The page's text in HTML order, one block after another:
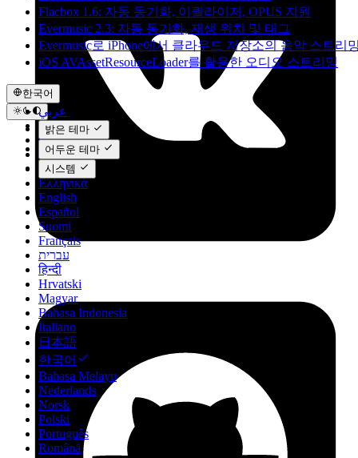
Flacbox 1.6: 자동 동기화, 이퀄라이저, OPUS 지원
Evermusic 2.3: 자동 동기화, 재생 위치 및 태그
Evermusic로 iPhone에서 클라우드 저장소의 음악 스트리
iOS AVAssetResourceLoader를 활용한 오디오 스트리밍
한국어
عربي
Català
Čeština
Dansk
Deutsch
Ελληνικά
English
Español
Suomi
Français
עברית
हिन्दी
Hrvatski
Magyar
Bahasa Indonesia
Italiano
日本語
한국어
Bahasa Melayu
Nederlands
Norsk
Polski
Português
Română
밝은 테마
어두운 테마
시스템